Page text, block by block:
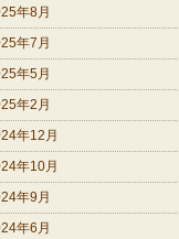
年8月
年7月
年5月
年2月
年12月
年10月
年9月
年6月